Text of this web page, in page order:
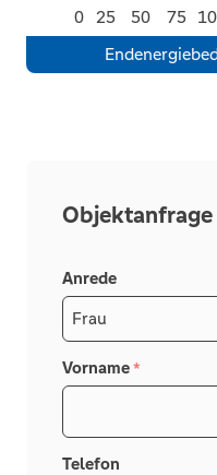
0 25 50 75
Objektanfrage
Anrede
Vorname *
Telefon